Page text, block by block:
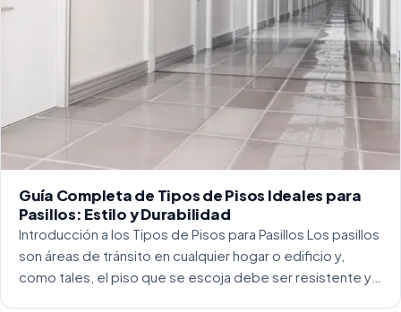
Guía Completa de Tipos de Pisos Ideales para
Pasillos: Estilo y Durabilidad
Introducción a los Tipos de Pisos para Pasillos Los pasillos
son áreas de tránsito en cualquier hogar o edificio y,
como tales, el piso que se escoja debe ser resistente y